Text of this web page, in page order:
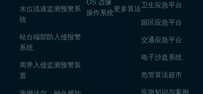
水位流速监测预警系
统
站台端部防入侵报警
系统
周界入侵监测预警装
置
OS 边缘
操作系统更多算法卫生应急平台
园区应急平台
交通应急平台
电子沙盘系统
危管算法超市
应急知识与案例